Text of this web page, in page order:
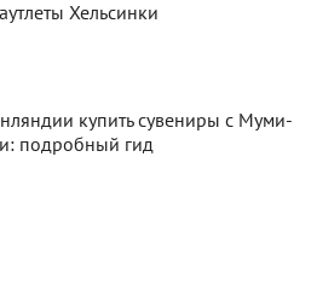
Хельсинки
купить сувениры с Муми-
подробный гид